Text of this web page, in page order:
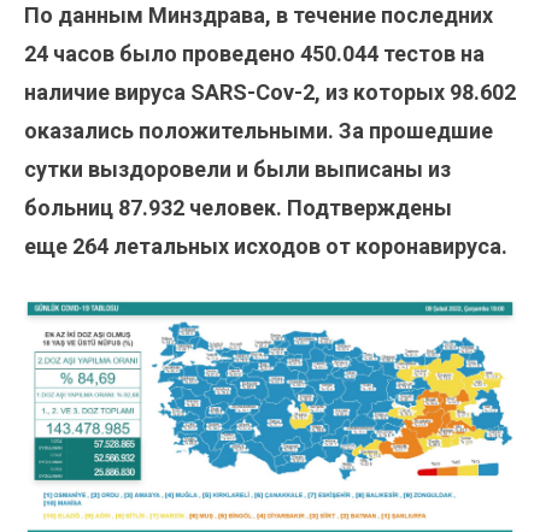
По данным Минздрава, в течение последних
24 часов было проведено 450.044 тестов на
наличие вируса SARS-Cov-2, из которых 98.602
оказались положительными. За прошедшие
сутки выздоровели и были выписаны из
больниц 87.932 человек. Подтверждены
еще 264 летальных исходов от коронавируса.